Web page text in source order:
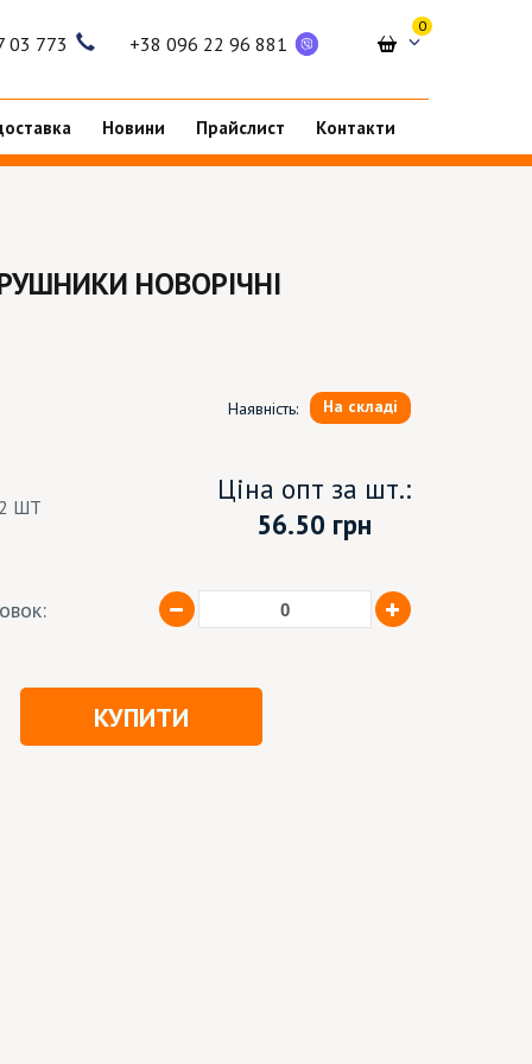
03 773 +38 096 22 96 881
0
Новини Прайслист Контакти
НОВОРІЧНІ
Наявність: На складі
ШТ
Ціна опт за шт.:
56.50 грн
КУПИТИ